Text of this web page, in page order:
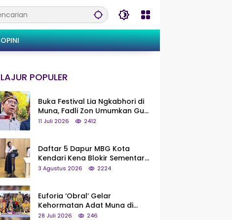
OPINI
LAJUR POPULER
Buka Festival Lia Ngkabhori di
Muna, Fadli Zon Umumkan Gua
Metanduno Segera Naik Status
11 Juli 2026 2412
Daftar 5 Dapur MBG Kota
Kendari Kena Blokir Sementara
dari Pusat
3 Agustus 2026 2224
Euforia ‘Obral’ Gelar
Kehormatan Adat Muna di
Silaturahmi KKMM, Ridwan Bae:
28 Juli 2026 246